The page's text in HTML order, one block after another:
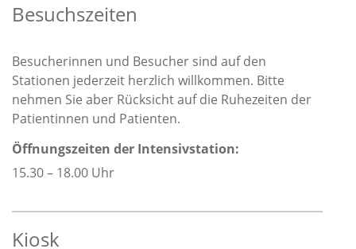
Besuchszeiten
Besucherinnen und Besucher sind auf den
Stationen jederzeit herzlich willkommen. Bitte
nehmen Sie aber Rücksicht auf die Ruhezeiten der
Patientinnen und Patienten.
Öffnungszeiten der Intensivstation:
15.30 – 18.00 Uhr
Kiosk